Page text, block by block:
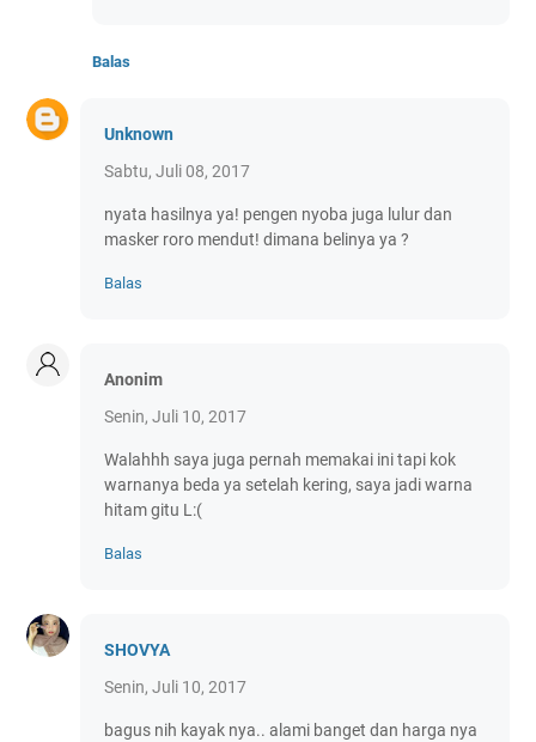
Balas
Unknown
Sabtu, Juli 08, 2017
nyata hasilnya ya! pengen nyoba juga lulur dan
masker roro mendut! dimana belinya ya ?
Balas
Anonim
Senin, Juli 10, 2017
Walahhh saya juga pernah memakai ini tapi kok
warnanya beda ya setelah kering, saya jadi warna
hitam gitu L:(
Balas
SHOVYA
Senin, Juli 10, 2017
bagus nih kayak nya.. alami banget dan harga nya